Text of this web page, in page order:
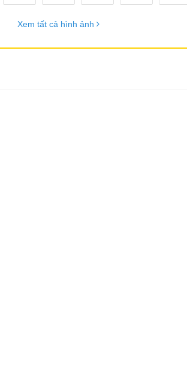
Xem tất cả hình ảnh